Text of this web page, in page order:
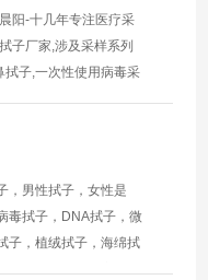
阳-十几年专注医疗采
子厂家,涉及采样系列
拭子,一次性使用病毒采
，男性拭子，女性是
毒拭子，DNA拭子，微
子，植绒拭子，海绵拭